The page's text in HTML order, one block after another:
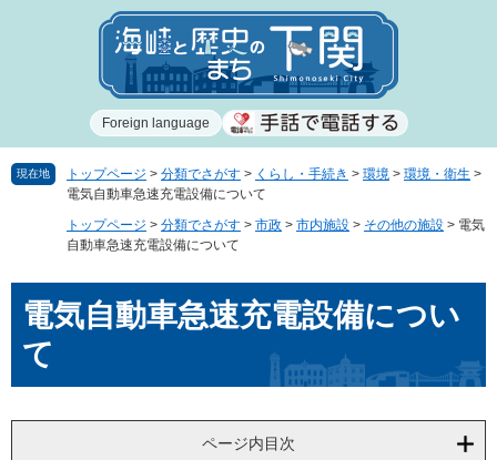
で
ば
Foreign language
現在地 トップページ > 分類でさがす > くらし・手続き > 環境 > 環境・衛生 >
電気自動車急速充電設備について
トップページ > 分類でさがす > 市政 > 市内施設 > その他の施設 > 電気
自動車急速充電設備について
文電気自動車急速充電設備につい
て
ページ内目次